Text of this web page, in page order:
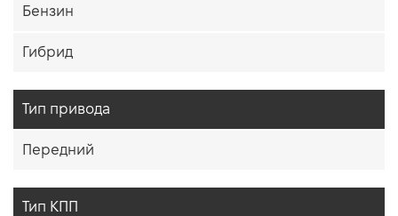
Бензин
Гибрид
Тип привода
Передний
Тип КПП